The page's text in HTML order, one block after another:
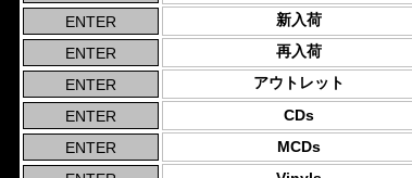
新入荷
再入荷
アウトレット
CDs
MCDs